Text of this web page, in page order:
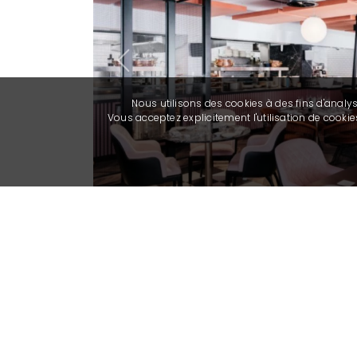
Previous
Nous utilisons des cookies à des fins
Vous acceptez explicitement l'utilisation de